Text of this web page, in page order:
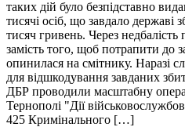
таких дій було безпідставно
тисячі осіб, що завдало державі
тисяч гривень. Через
замість того, щоб потрапити до
опинилася на смітнику. Наразі
для відшкодування завданих
ДБР проводили масштабну
Тернополі "Дії
425 Кримінального […]